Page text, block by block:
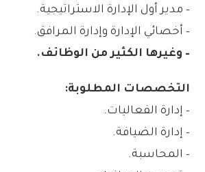
– مدير أول الإدارة الاستراتيجية.
– أخصائي الإدارة وإدارة المرافق.
– وغيرها الكثير من الوظائف.
التخصصات المطلوبة:
– إدارة الفعاليات.
– إدارة الضيافة.
– المحاسبة.